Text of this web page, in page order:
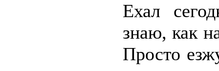
Ехал
знаю, как
Просто